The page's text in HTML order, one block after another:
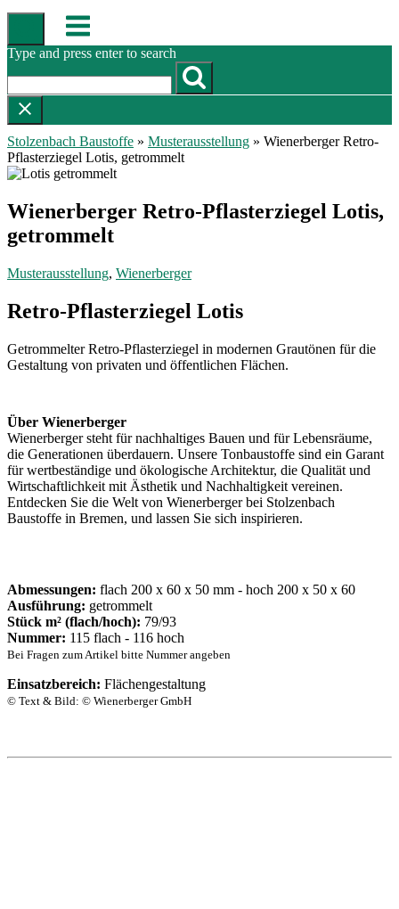
Skip
content
Menu
Type and press enter to search
Stolzenbach Baustoffe » Musterausstellung » Wienerberger Retro-
Pflasterziegel Lotis, getrommelt
Wienerberger Retro-Pflasterziegel Lotis,
getrommelt
Musterausstellung, Wienerberger
Retro-Pflasterziegel Lotis
Getrommelter Retro-Pflasterziegel in modernen Grautönen für die
Gestaltung von privaten und öffentlichen Flächen.
Über Wienerberger
Wienerberger steht für nachhaltiges Bauen und für Lebensräume,
die Generationen überdauern. Unsere Tonbaustoffe sind ein Garant
für wertbeständige und ökologische Architektur, die Qualität und
Wirtschaftlichkeit mit Ästhetik und Nachhaltigkeit vereinen.
Entdecken Sie die Welt von Wienerberger bei Stolzenbach
Baustoffe in Bremen, und lassen Sie sich inspirieren.
Abmessungen: flach 200 x 60 x 50 mm - hoch 200 x 50 x 60
Ausführung: getrommelt
Stück m² (flach/hoch): 79/93
Nummer: 115 flach - 116 hoch
Bei Fragen zum Artikel bitte Nummer angeben
Einsatzbereich: Flächengestaltung
© Text & Bild: © Wienerberger GmbH